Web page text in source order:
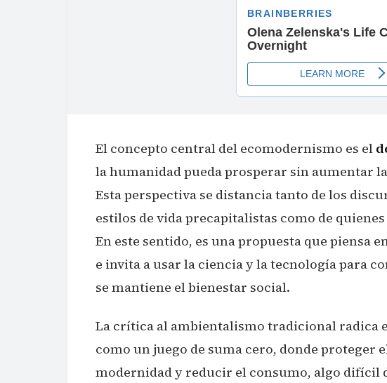
El concepto central del ecomodernismo es el
la humanidad pueda prosperar sin aumentar
Esta perspectiva se distancia tanto de los
estilos de vida precapitalistas como de
En este sentido, es una propuesta que piensa
e invita a usar la ciencia y la tecnología para
se mantiene el bienestar social.
La crítica al ambientalismo tradicional radica
como un juego de suma cero, donde proteger
modernidad y reducir el consumo, algo difícil